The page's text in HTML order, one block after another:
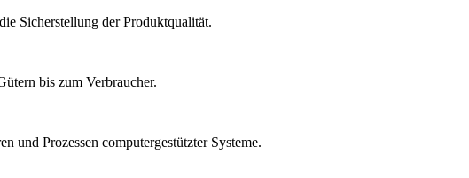
Sicherstellung der Produktqualität.
bis zum Verbraucher.
und Prozessen computergestützter Systeme.